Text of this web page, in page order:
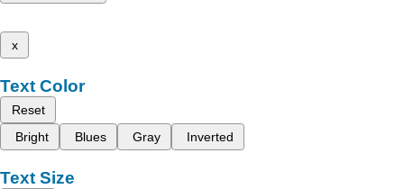
x
Text Color
Reset
Bright
Blues Gray Inverted
Text Size